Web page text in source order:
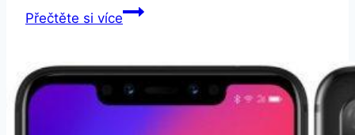
Přečtěte si víceSamsung
2017
J530